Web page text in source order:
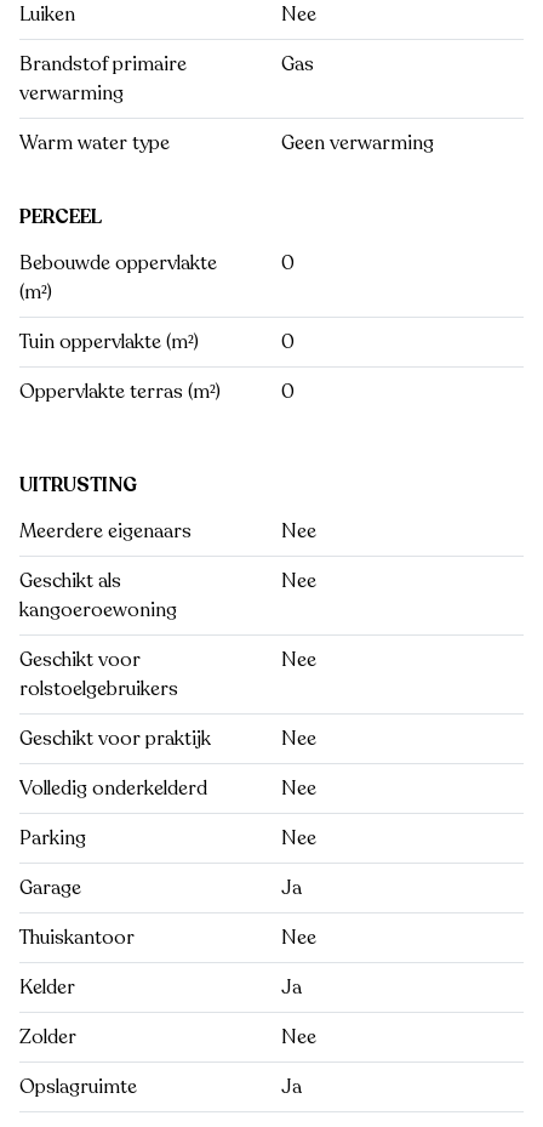
Luiken
Nee
Brandstof primaire
verwarming
Gas
Warm water type Geen verwarming
PERCEEL
Bebouwde oppervlakte
(m²)
0
Tuin oppervlakte (m²)
0
Oppervlakte terras (m²)
0
UITRUSTING
Meerdere eigenaars
Nee
Geschikt als
kangoeroewoning
Nee
Geschikt voor
rolstoelgebruikers
Nee
Geschikt voor praktijk
Nee
Volledig onderkelderd
Nee
Parking
Nee
Garage
Ja
Thuiskantoor
Nee
Kelder
Ja
Zolder
Nee
Opslagruimte
Ja